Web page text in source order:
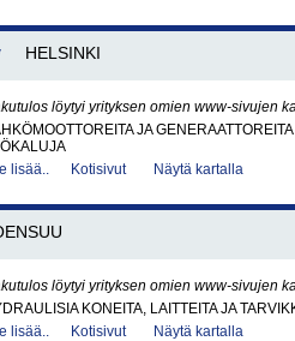
HELSINKI
löytyi yrityksen omien www-sivujen
JA GENERAATTOREITA
lisää..
Kotisivut Näytä kartalla
löytyi yrityksen omien www-sivujen
KONEITA, LAITTEITA JA
lisää..
Kotisivut Näytä kartalla